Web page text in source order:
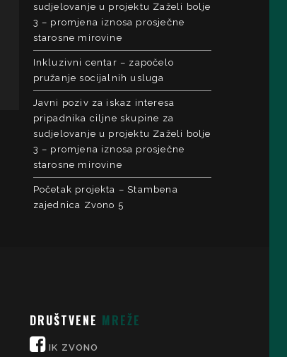
sudjelovanje u projektu Zaželi bolje
3 – promjena iznosa prosječne
starosne mirovine
Inkluzivni centar – započelo
pružanje socijalnih usluga
Javni poziv za iskaz interesa
pripadnika ciljne skupine za
sudjelovanje u projektu Zaželi bolje
3 – promjena iznosa prosječne
starosne mirovine
Početak projekta – Stambena
zajednica Zvono 5
DRUŠTVENE MREŽE
IK ZVONO